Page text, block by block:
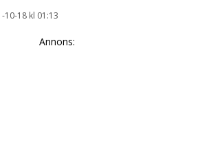
10-18 kl 01:13
Annons: